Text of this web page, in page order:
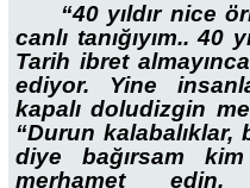
“40 yıldır nice
canlı tanığıyım.. 40
Tarih ibret
ediyor. Yine
kapalı doludizgin
“Durun kalabalıklar,
diye bağırsam
merhamet edin,